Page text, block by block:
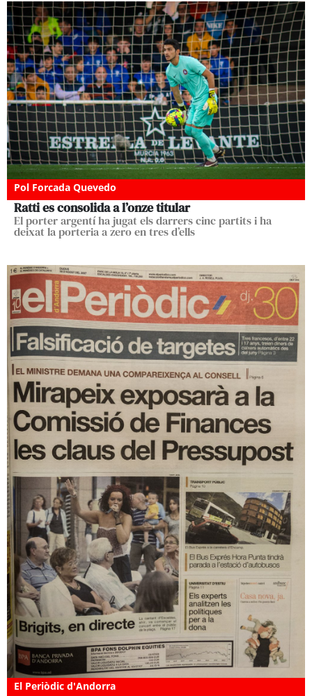
Pol Forcada Quevedo
Ratti es consolida a l’onze titular
El porter argentí ha jugat els darrers cinc partits i ha
deixat la porteria a zero en tres d’ells
El Periòdic d'Andorra